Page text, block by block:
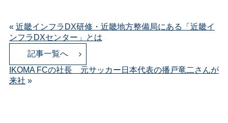
« 近畿インフラDX研修・近畿地方整備局にある「近畿イ
ンフラDXセンター」とは
記事一覧へ
IKOMA FCの社長 元サッカー日本代表の播戸竜二さんが
来社 »